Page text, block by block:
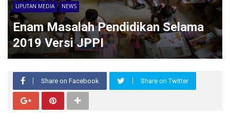
LIPUTAN MEDIA NEWS
Enam Masalah Pendidikan Selama
2019 Versi JPPI
Share on Facebook Share on Twitter